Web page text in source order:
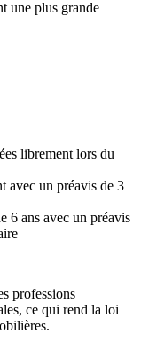
une plus grande
librement lors du
avec un préavis de 3
6 ans avec un préavis
professions
ce qui rend la loi